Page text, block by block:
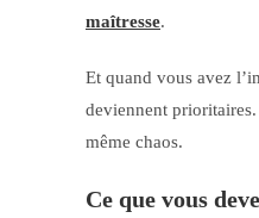
maîtresse.
Et quand vous avez
deviennent
même chaos.
Ce que vous